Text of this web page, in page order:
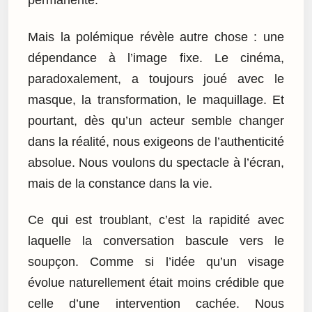
Mais la polémique révèle autre chose : une
dépendance à l’image fixe. Le cinéma,
paradoxalement, a toujours joué avec le
masque, la transformation, le maquillage. Et
pourtant, dès qu’un acteur semble changer
dans la réalité, nous exigeons de l’authenticité
absolue. Nous voulons du spectacle à l’écran,
mais de la constance dans la vie.
Ce qui est troublant, c’est la rapidité avec
laquelle la conversation bascule vers le
soupçon. Comme si l’idée qu’un visage
évolue naturellement était moins crédible que
celle d’une intervention cachée. Nous